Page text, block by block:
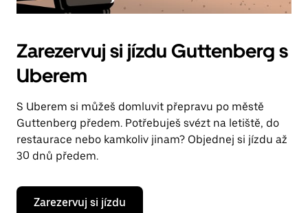
Zarezervuj si jízdu Guttenberg s
Uberem
S Uberem si můžeš domluvit přepravu po městě
Guttenberg předem. Potřebuješ svézt na letiště, do
restaurace nebo kamkoliv jinam? Objednej si jízdu až
30 dnů předem.
Zarezervuj si jízdu